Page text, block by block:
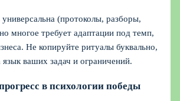
(протоколы, разборы,
многое требует адаптации под темп,
Не копируйте ритуалы буквально,
язык ваших задач и ограничений.
в психологии победы